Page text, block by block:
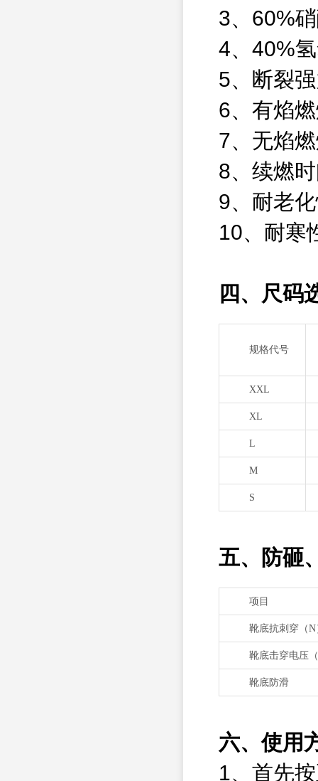
3、60%
4、40%
5、断裂
6、有焰
7、无焰
8、续燃
9、耐老
10、耐寒
四、尺码
规格代号
XXL
XL
L
M
S
五、防砸
项目
靴底抗刺穿（N
靴底击穿电压
靴底防滑
六、使用
1、首先